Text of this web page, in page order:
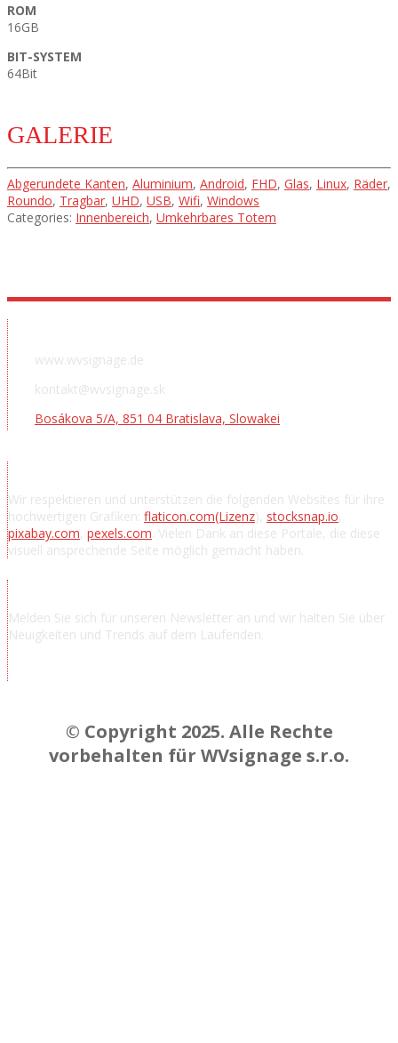
ROM
16GB
BIT-SYSTEM
64Bit
GALERIE
Abgerundete Kanten, Aluminium, Android, FHD, Glas, Linux, Räder,
Roundo, Tragbar, UHD, USB, Wifi, Windows
Categories: Innenbereich, Umkehrbares Totem
www.wvsignage.de
kontakt@wvsignage.sk
Bosákova 5/A, 851 04 Bratislava, Slowakei
Wir respektieren und unterstützen die folgenden Websites für ihre
hochwertigen Grafiken: flaticon.com(Lizenz), stocksnap.io
pixabay.com pexels.com . Vielen Dank an diese Portale, die diese
visuell ansprechende Seite möglich gemacht haben.
Melden Sie sich für unseren Newsletter an und wir halten Sie über
Neuigkeiten und Trends auf dem Laufenden.
© Copyright 2025. Alle Rechte
vorbehalten für WVsignage s.r.o.